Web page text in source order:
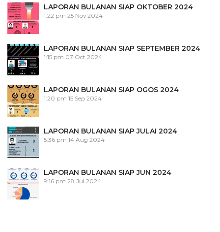
LAPORAN BULANAN SIAP OKTOBER 2024
1:22 pm 25 Nov 2024
LAPORAN BULANAN SIAP SEPTEMBER 2024
1:15 pm 07 Oct 2024
LAPORAN BULANAN SIAP OGOS 2024
1:20 pm 15 Sep 2024
LAPORAN BULANAN SIAP JULAI 2024
5:36 pm 14 Aug 2024
LAPORAN BULANAN SIAP JUN 2024
9:16 pm 28 Jul 2024